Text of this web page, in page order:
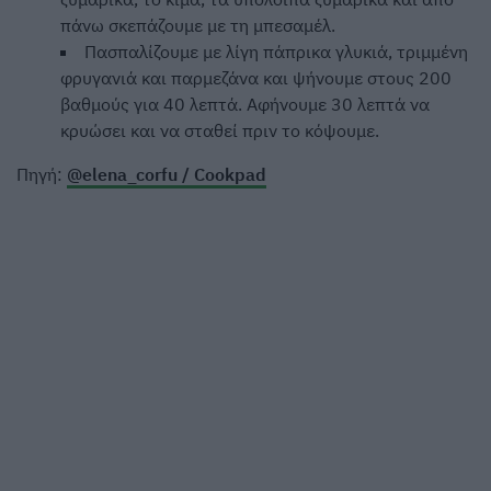
πάνω σκεπάζουμε με τη μπεσαμέλ.
Πασπαλίζουμε με λίγη πάπρικα γλυκιά, τριμμένη
φρυγανιά και παρμεζάνα και ψήνουμε στους 200
βαθμούς για 40 λεπτά. Αφήνουμε 30 λεπτά να
κρυώσει και να σταθεί πριν το κόψουμε.
Πηγή: @elena_corfu / Cookpad